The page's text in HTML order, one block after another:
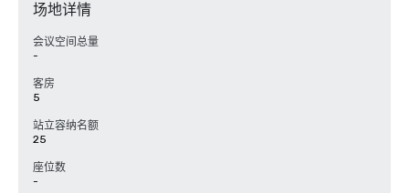
场地详情
会议空间总量
-
客房
5
站立容纳名额
25
座位数
-